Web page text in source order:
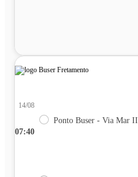
07:40
14/08
Ponto Buser - Via Mar II